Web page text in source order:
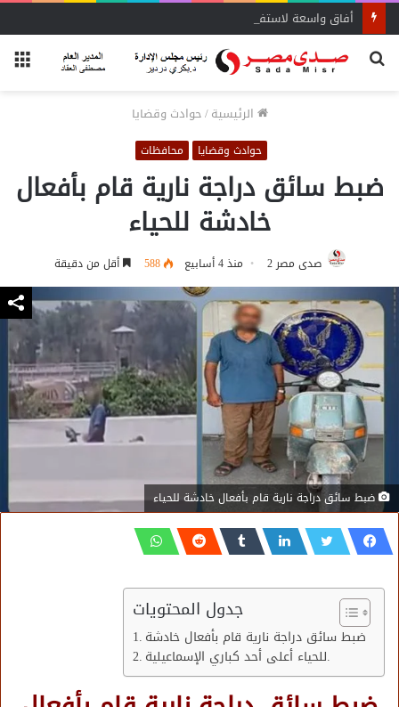
بحث
الرئيسية/حوادث وقضايا
حوادث وقضايا محافظات
ضبط سائق دراجة نارية قام بأفعال
خادشة للحياء
صدى مصر 2 منذ 4 أسابيع 588 أقل من دقيقة
ضبط سائق دراجة نارية قام بأفعال خادشة للحياء
جدول المحتويات
ضبط سائق دراجة نارية قام بأفعال خادشة
للحياء أعلى أحد كباري الإسماعيلية.